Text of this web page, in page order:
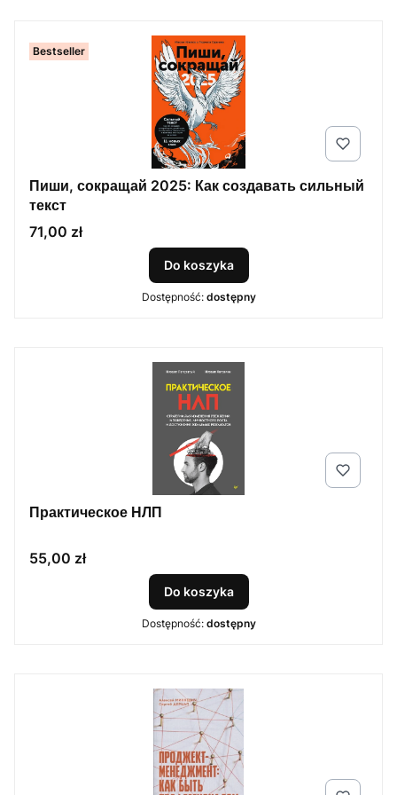
Bestseller
Пиши, сокращай 2025: Как создавать сильный
текст
Cena
71,00 zł
Do koszyka
Dostępność: dostępny
Практическое НЛП
Cena
55,00 zł
Do koszyka
Dostępność: dostępny